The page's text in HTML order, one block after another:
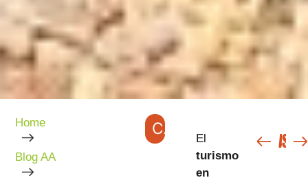
Home
Blog AA
CATEGORÍAS
El
turismo
en
ANTERIORSIGUIENTE